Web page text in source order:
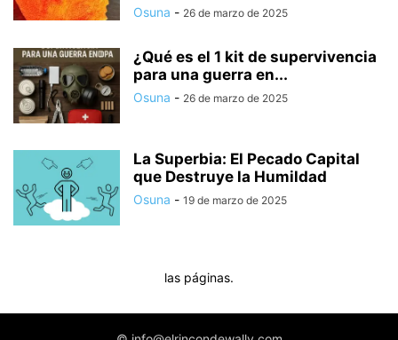
Osuna - 26 de marzo de 2025
¿Qué es el 1 kit de supervivencia
para una guerra en...
Osuna - 26 de marzo de 2025
La Superbia: El Pecado Capital
que Destruye la Humildad
Osuna - 19 de marzo de 2025
las páginas.